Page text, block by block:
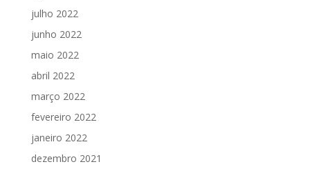
julho 2022
junho 2022
maio 2022
abril 2022
março 2022
fevereiro 2022
janeiro 2022
dezembro 2021